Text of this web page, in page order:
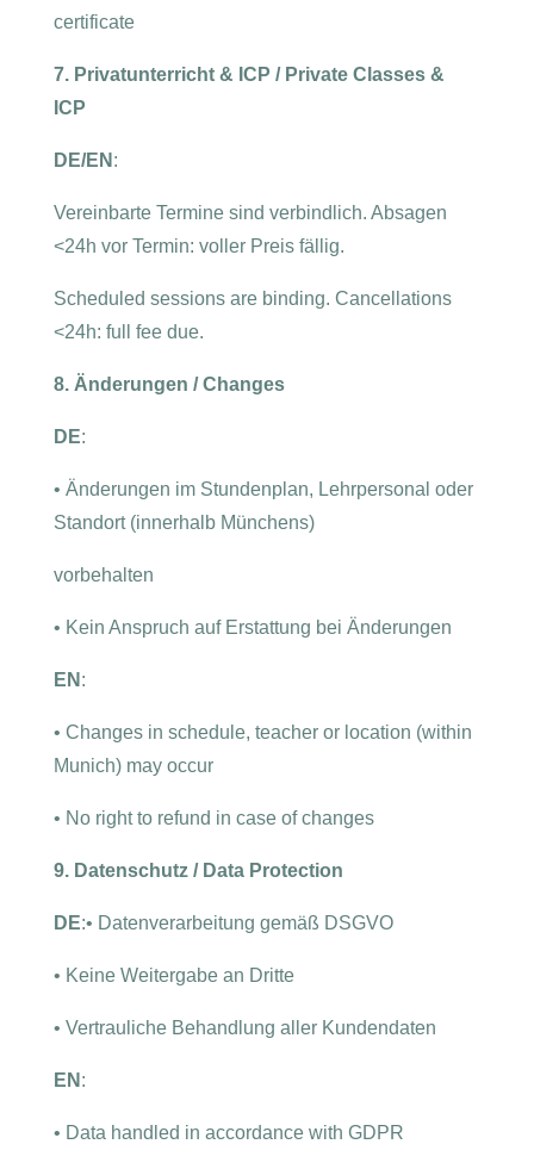
certificate
7. Privatunterricht & ICP / Private Classes &
ICP
DE/EN :
Vereinbarte Termine sind verbindlich. Absagen
<24h vor Termin: voller Preis fällig.
Scheduled sessions are binding. Cancellations
<24h: full fee due.
8. Änderungen / Changes
DE:
• Änderungen im Stundenplan, Lehrpersonal oder
Standort (innerhalb Münchens)
vorbehalten
• Kein Anspruch auf Erstattung bei Änderungen
EN :
• Changes in schedule, teacher or location (within
Munich) may occur
• No right to refund in case of changes
9. Datenschutz / Data Protection
DE:• Datenverarbeitung gemäß DSGVO
• Keine Weitergabe an Dritte
• Vertrauliche Behandlung aller Kundendaten
EN :
• Data handled in accordance with GDPR